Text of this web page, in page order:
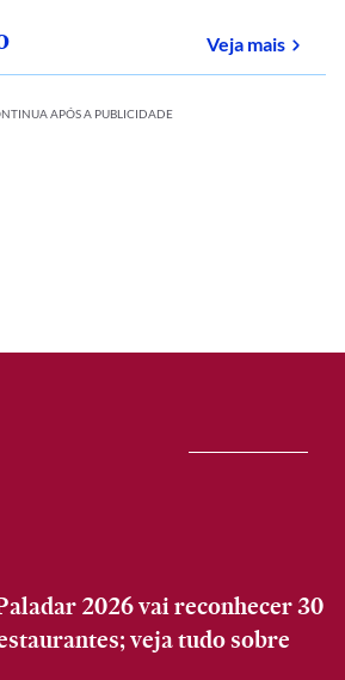
Veja maissobre
APÓS A PUBLICIDADE
2026 vai reconhecer 30
veja tudo sobre